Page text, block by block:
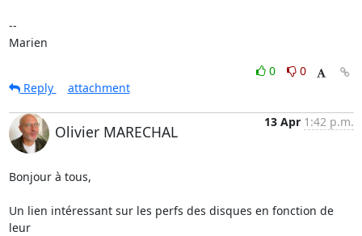
--
Marien
0
0
Reply
attachment
Olivier MARECHAL
13 Apr 1:42 p.m.
Bonjour à tous,
Un lien intéressant sur les perfs des disques en fonction de
leur